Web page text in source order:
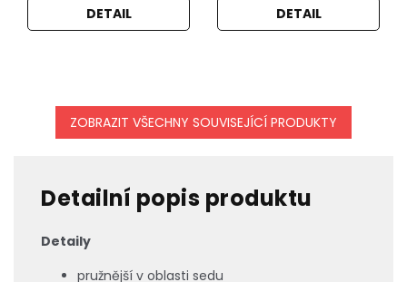
DETAIL DETAIL
ZOBRAZIT VŠECHNY SOUVISEJÍCÍ PRODUKTY
Detailní popis produktu
Detaily
pružnější v oblasti sedu